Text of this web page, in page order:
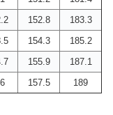
152.8
183.3
154.3
185.2
155.9
187.1
157.5 189